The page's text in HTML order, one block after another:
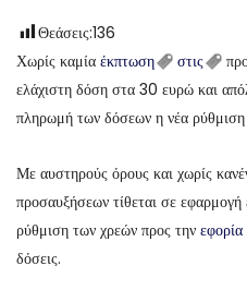
Θεάσεις:136
Χωρίς καμία έκπτωση στις
ελάχιστη δόση στα 30 ευρώ και
πληρωμή των δόσεων η νέα
Με αυστηρούς όρους και χωρίς
προσαυξήσεων τίθεται σε εφαρμογή
ρύθμιση των χρεών προς την εφορία
δόσεις.